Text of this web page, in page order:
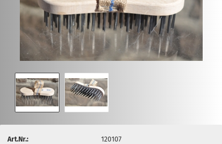
Art.Nr.:
120107